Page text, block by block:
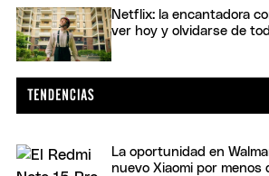
Netflix: la encantadora
ver hoy y olvidarse de
La oportunidad en
nuevo Xiaomi por menos